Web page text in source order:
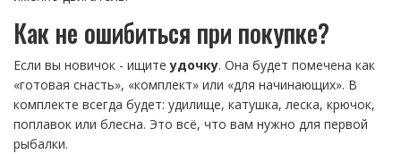
Как не ошибиться при покупке?
Если вы новичок - ищитеудочку. Она будет помечена как
«готовая снасть», «комплект» или «для начинающих». В
комплекте всегда будет: удилище, катушка, леска, крючок,
поплавок или блесна. Это всё, что вам нужно для первой
рыбалки.